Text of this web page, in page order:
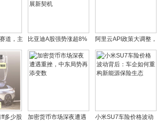
道，主
耗新策
比亚迪A股强势涨超8%
重返万亿，成品油上涨
或成新能源汽车发展新
契机
阿里云API政策大调整，
免费额度缩减并引入按
量付费模式
多少股
加密货币市场深夜遭遇
小米SU7车险价格波动